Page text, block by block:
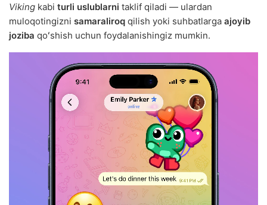
Viking kabi turli uslublarni taklif qiladi — ulardan
muloqotingizni samaraliroq qilish yoki suhbatlarga ajoyib
joziba qoʻshish uchun foydalanishingiz mumkin.